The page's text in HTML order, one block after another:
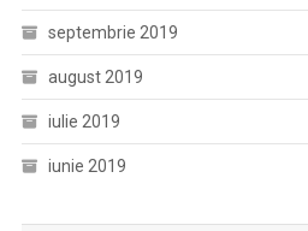
septembrie 2019
august 2019
iulie 2019
iunie 2019